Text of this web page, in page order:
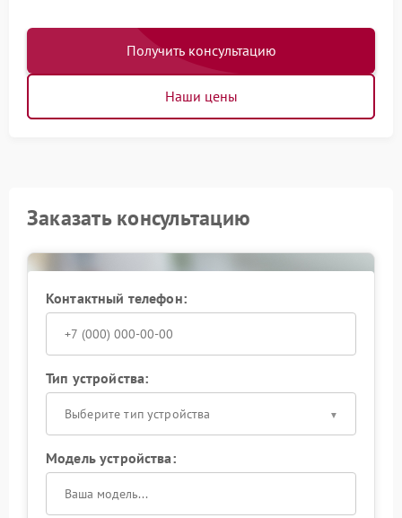
Получить консультацию
Наши цены
Заказать консультацию
Контактный телефон:
Тип устройства:
Выберите тип устройства
Модель устройства: